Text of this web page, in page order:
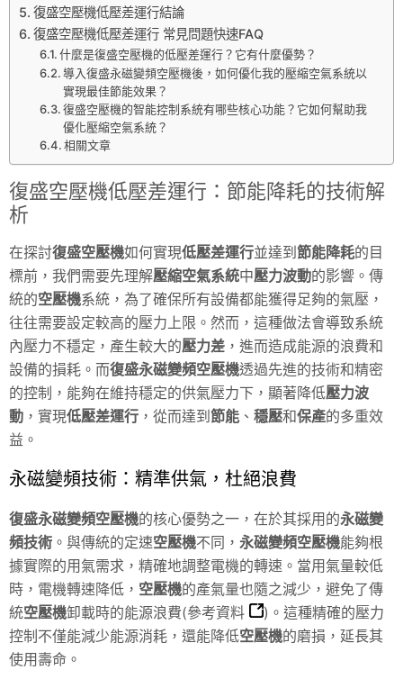
復盛空壓機低壓差運行結論
復盛空壓機低壓差運行 常見問題快速FAQ
什麼是復盛空壓機的低壓差運行？它有什麼優勢？
導入復盛永磁變頻空壓機後，如何優化我的壓縮空氣系統以
實現最佳節能效果？
復盛空壓機的智能控制系統有哪些核心功能？它如何幫助我
優化壓縮空氣系統？
相關文章
復盛空壓機低壓差運行：節能降耗的技術解
析
在探討復盛空壓機如何實現低壓差運行並達到節能降耗的目
標前，我們需要先理解壓縮空氣系統中壓力波動的影響。傳
統的空壓機系統，為了確保所有設備都能獲得足夠的氣壓，
往往需要設定較高的壓力上限。然而，這種做法會導致系統
內壓力不穩定，產生較大的壓力差 ，進而造成能源的浪費和
設備的損耗。而復盛永磁變頻空壓機透過先進的技術和精密
的控制，能夠在維持穩定的供氣壓力下，顯著降低壓力波
動 ，實現低壓差運行 ，從而達到節能 、 穩壓和保產的多重效
益。
永磁變頻技術：精準供氣，杜絕浪費
復盛永磁變頻空壓機的核心優勢之一，在於其採用的永磁變
頻技術 。與傳統的定速空壓機不同， 永磁變頻空壓機能夠根
據實際的用氣需求，精確地調整電機的轉速。當用氣量較低
時，電機轉速降低， 空壓機的產氣量也隨之減少，避免了傳
統空壓機卸載時的能源浪費(參考資料
)。這種精確的壓力
控制不僅能減少能源消耗，還能降低空壓機的磨損，延長其
使用壽命。